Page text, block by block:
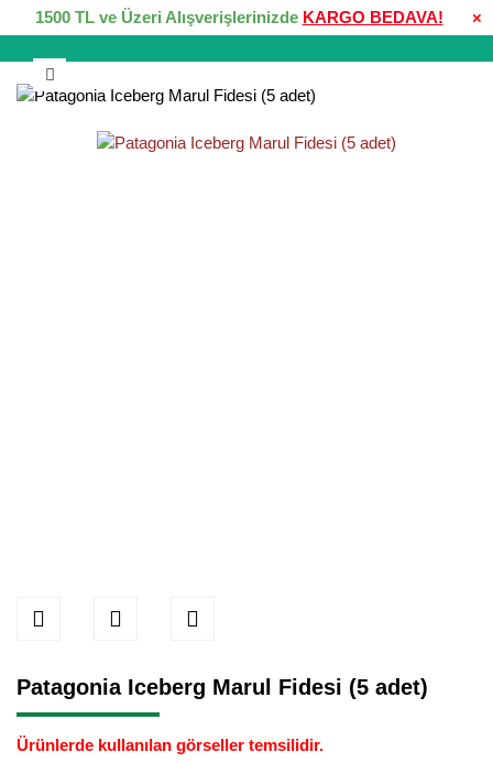
×
1500 TL ve Üzeri Alışverişlerinizde KARGO BEDAVA!
Patagonia Iceberg Marul Fidesi (5 adet)
Ürünlerde kullanılan görseller temsilidir.